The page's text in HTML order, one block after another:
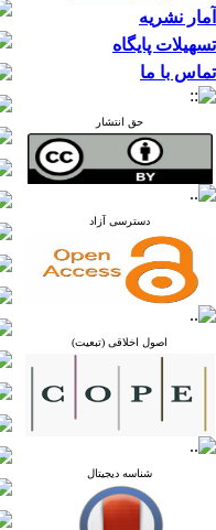
آمار نشریه
تسهیلات پایگاه
تماس با ما
حق انتشار
دسترسی آزاد
اصول اخلاقی (تبعیت)
شناسه دیجیتال